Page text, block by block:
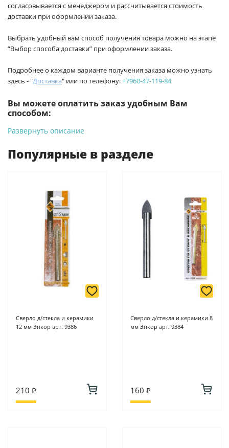
согласовывается с менеджером и рассчитывается стоимость
доставки при оформлении заказа.
Выбрать удобный вам способ получения товара можно на этапе
“Выбор способа доставки” при оформлении заказа.
Подробнее о каждом варианте получения заказа можно узнать
здесь - "Доставка" или по телефону:+7960-47-119-84
Вы можете оплатить заказ удобным Вам
способом:
-Банковской картой на сайте ProffЭлектро. Данный вид
Для юридических лиц: переводом на расчетный счет при
онлайн оплате заказа на сайте.
Подробнее о способах оплаты можно узнать здесь - "Оплата"
Развернуть описание
Популярные в разделе
Сверло д/стекла и керамики
12 мм Энкор арт. 9386
210 ₽
Сверло д/стекла и керамики 8
мм Энкор арт. 9384
160 ₽